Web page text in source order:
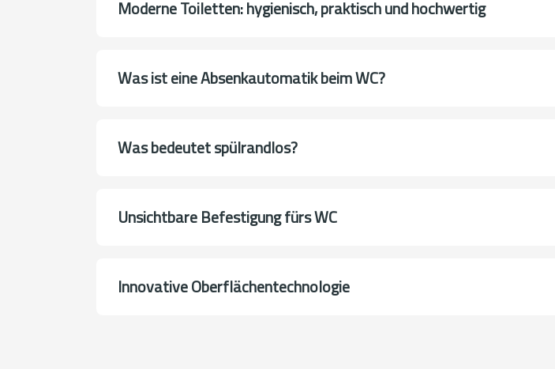
Moderne Toiletten: hygienisch, praktisch und hochwertig
Was ist eine Absenkautomatik beim WC?
Was bedeutet spülrandlos?
Unsichtbare Befestigung fürs WC
Innovative Oberflächentechnologie